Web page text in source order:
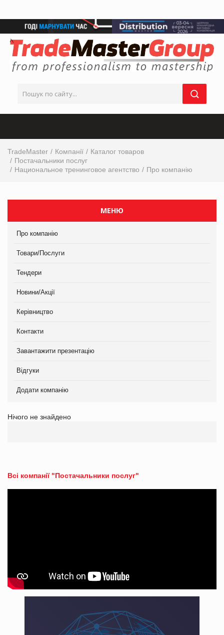
TradeMaster Компанії
Каталог товаров
Постачальники послуг
Национальное тренинговое агентство
Про компанію
МЕНЮ
Про компанію
Товари/Послуги
Тендери
Новини/Акції
Керівництво
Контакти
Завантажити презентацію
Відгуки
Додати компанію
Нічого не знайдено
Всі компанії "Постачальники послуг"